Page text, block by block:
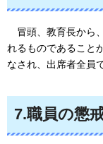
冒頭、教育長から
れるものであること
なされ、出席者全員
7.職員の懲